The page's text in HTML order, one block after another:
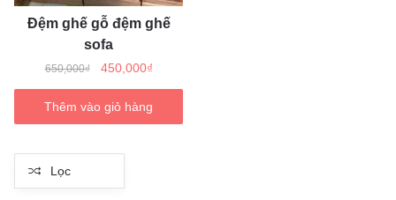
Đệm ghế gỗ đệm ghế
sofa
650,000₫
Giá
gốc
là:
650,000₫.
450,000₫Giá
hiện
tại
là:
Thêm vào giỏ hàng
Lọc